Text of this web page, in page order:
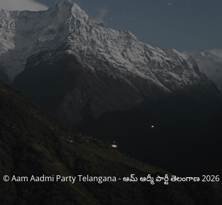
© Aam Aadmi Party Telangana - ఆమ్ ఆద్మీ పార్టీ తెలంగాణ 2026